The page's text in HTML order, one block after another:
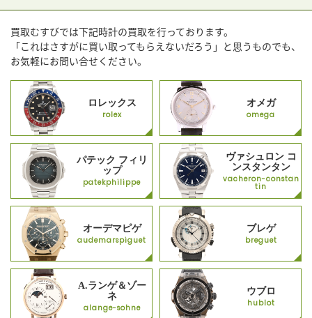
買取むすびでは下記時計の買取を行っております。
「これはさすがに買い取ってもらえないだろう」と思うものでも、
お気軽にお問い合せください。
ロレックス
rolex
オメガ
omega
パテック フィリ
ップ
patekphilippe
ヴァシュロン コ
ンスタンタン
vacheron-constan
tin
オーデマピゲ
audemarspiguet
ブレゲ
breguet
A.ランゲ＆ゾー
ネ
alange-sohne
ウブロ
hublot